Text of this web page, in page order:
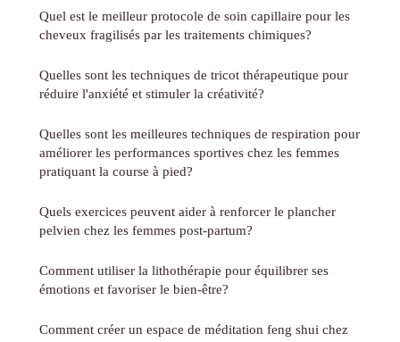
Quel est le meilleur protocole de soin capillaire pour les
cheveux fragilisés par les traitements chimiques?
Quelles sont les techniques de tricot thérapeutique pour
réduire l'anxiété et stimuler la créativité?
Quelles sont les meilleures techniques de respiration pour
améliorer les performances sportives chez les femmes
pratiquant la course à pied?
Quels exercices peuvent aider à renforcer le plancher
pelvien chez les femmes post-partum?
Comment utiliser la lithothérapie pour équilibrer ses
émotions et favoriser le bien-être?
Comment créer un espace de méditation feng shui chez